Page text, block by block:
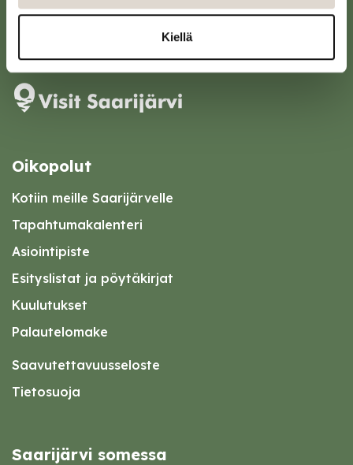
Kiellä
kirjaamo@saarijarvi.fi
Oikopolut
Kotiin meille Saarijärvelle
Tapahtumakalenteri
Asiointipiste
Esityslistat ja pöytäkirjat
Kuulutukset
Palautelomake
Saavutettavuusseloste
Tietosuoja
Saarijärvi somessa